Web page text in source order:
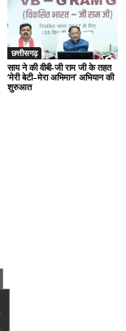
छत्तीसगढ़
साय ने की वीबी-जी राम जी के तहत
‘मेरी बेटी–मेरा अभिमान’ अभियान की
शुरुआत